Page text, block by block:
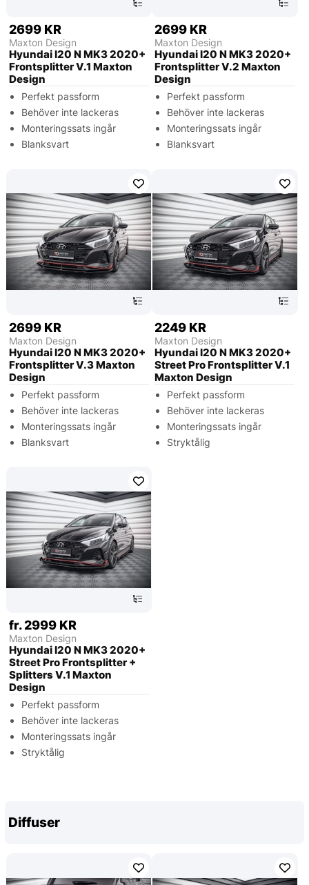
2699 KR
Maxton Design
Hyundai I20 N MK3 2020+
Frontsplitter V.1 Maxton
Design
Perfekt passform
Behöver inte lackeras
Monteringssats ingår
Blanksvart
2699 KR
Maxton Design
Hyundai I20 N MK3 2020+
Frontsplitter V.2 Maxton
Design
Perfekt passform
Behöver inte lackeras
Monteringssats ingår
Blanksvart
2699 KR
Maxton Design
Hyundai I20 N MK3 2020+
Frontsplitter V.3 Maxton
Design
Perfekt passform
Behöver inte lackeras
Monteringssats ingår
Blanksvart
2249 KR
Maxton Design
Hyundai I20 N MK3 2020+
Street Pro Frontsplitter V.1
Maxton Design
Perfekt passform
Behöver inte lackeras
Monteringssats ingår
Stryktålig
fr. 2999 KR
Maxton Design
Hyundai I20 N MK3 2020+
Street Pro Frontsplitter +
Splitters V.1 Maxton
Design
Perfekt passform
Behöver inte lackeras
Monteringssats ingår
Stryktålig
Diffuser